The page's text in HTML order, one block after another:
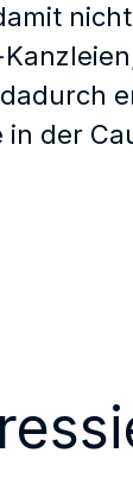
der